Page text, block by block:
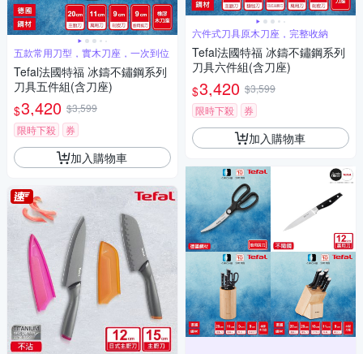
五款常用刀型，實木刀座，一次到位
Tefal法國特福 冰鑄不鏽鋼系列
刀具五件組(含刀座)
$3,420 $3,599
限時下殺
券
加入購物車
六件式刀具原木刀座，完整收納
Tefal法國特福 冰鑄不鏽鋼系列
刀具六件組(含刀座)
$3,420 $3,599
限時下殺
券
加入購物車